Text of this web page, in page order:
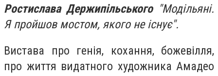
Ростислава Держипільського"Модільяні.
Я пройшов мостом, якого не існує".
Вистава про генія, кохання, божевілля,
про життя видатного художника Амадео